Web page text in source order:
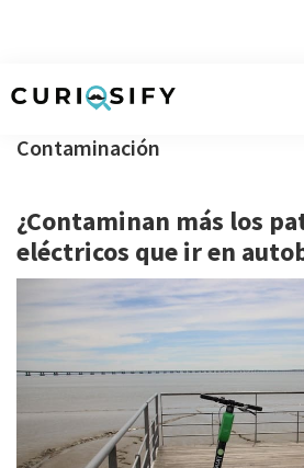
contenido
primaria
pie
raudales
Contaminación
¿Contaminan más los
eléctricos que ir en